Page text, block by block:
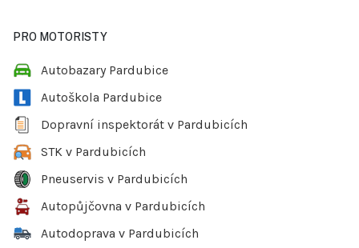
PRO MOTORISTY
Autobazary Pardubice
Autoškola Pardubice
Dopravní inspektorát v Pardubicích
STK v Pardubicích
Pneuservis v Pardubicích
Autopůjčovna v Pardubicích
Autodoprava v Pardubicích